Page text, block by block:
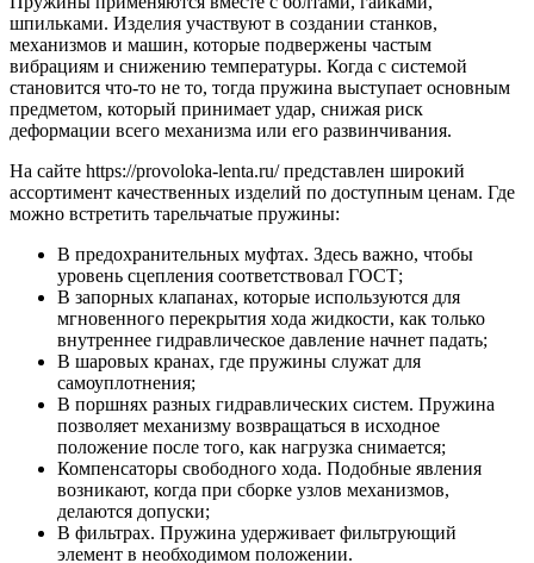
шпильками. Изделия участвуют в создании станков,
механизмов и машин, которые подвержены частым
вибрациям и снижению температуры. Когда с системой
становится что-то не то, тогда пружина выступает основным
предметом, который принимает удар, снижая риск
деформации всего механизма или его развинчивания.
На сайте https://provoloka-lenta.ru/ представлен широкий
ассортимент качественных изделий по доступным ценам. Где
можно встретить тарельчатые пружины:
В предохранительных муфтах. Здесь важно, чтобы
уровень сцепления соответствовал ГОСТ;
В запорных клапанах, которые используются для
мгновенного перекрытия хода жидкости, как только
внутреннее гидравлическое давление начнет падать;
В шаровых кранах, где пружины служат для
самоуплотнения;
В поршнях разных гидравлических систем. Пружина
позволяет механизму возвращаться в исходное
положение после того, как нагрузка снимается;
Компенсаторы свободного хода. Подобные явления
возникают, когда при сборке узлов механизмов,
делаются допуски;
В фильтрах. Пружина удерживает фильтрующий
элемент в необходимом положении.